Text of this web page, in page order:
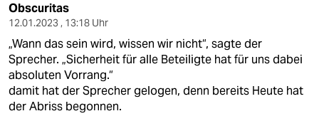
Obscuritas
12.01.2023 , 13:18 Uhr
„Wann das sein wird, wissen wir nicht“, sagte der
Sprecher. „Sicherheit für alle Beteiligte hat für uns dabei
absoluten Vorrang.“
damit hat der Sprecher gelogen, denn bereits Heute hat
der Abriss begonnen.